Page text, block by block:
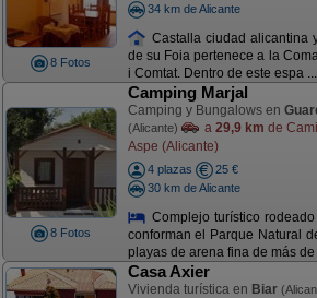
8 Fotos
34 km de Alicante
Castalla ciudad alicantina
de su Foia pertenece a la
i Comtat. Dentro de este espa ...
8 Fotos
Camping Marjal
Camping y Bungalows en
(Alicante) a 29,9 km de
Aspe (Alicante)
4 plazas
25 €
30 km de Alicante
Complejo turístico
conforman el Parque Natural
playas de arena fina de más de
Casa Axier
Vivienda turística en Biar